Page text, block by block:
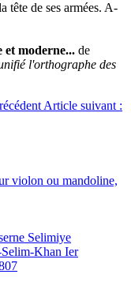
tête de ses armées. A-
et moderne... de
l'orthographe des
Article suivant :
violon ou mandoline,
Selimiye
Khan Ier